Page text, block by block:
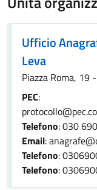
Ufficio
Leva
Piazza Roma, 19
PEC:
Telefono: 030
Email:
Telefono:
Telefono: